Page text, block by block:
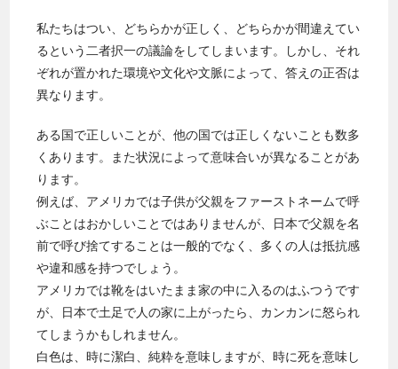
私たちはつい、どちらかが正しく、どちらかが間違えてい
るという二者択一の議論をしてしまいます。しかし、それ
ぞれが置かれた環境や文化や文脈によって、答えの正否は
異なります。
ある国で正しいことが、他の国では正しくないことも数多
くあります。また状況によって意味合いが異なることがあ
ります。
例えば、アメリカでは子供が父親をファーストネームで呼
ぶことはおかしいことではありませんが、日本で父親を名
前で呼び捨てすることは一般的でなく、多くの人は抵抗感
や違和感を持つでしょう。
アメリカでは靴をはいたまま家の中に入るのはふつうです
が、日本で土足で人の家に上がったら、カンカンに怒られ
てしまうかもしれません。
白色は、時に潔白、純粋を意味しますが、時に死を意味し